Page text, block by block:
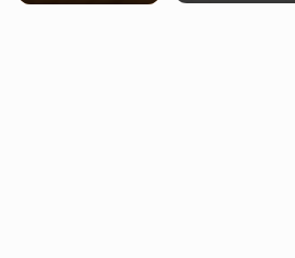
dziennie jest
trening siłowy